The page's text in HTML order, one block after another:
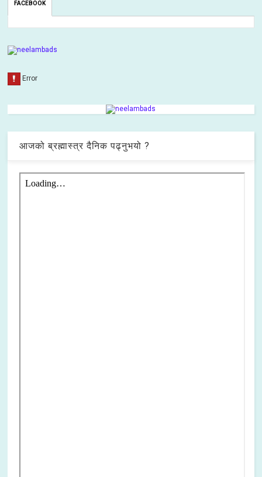
FACEBOOK
आजको ब्रह्मास्त्र दैनिक पढ्नुभयो ?